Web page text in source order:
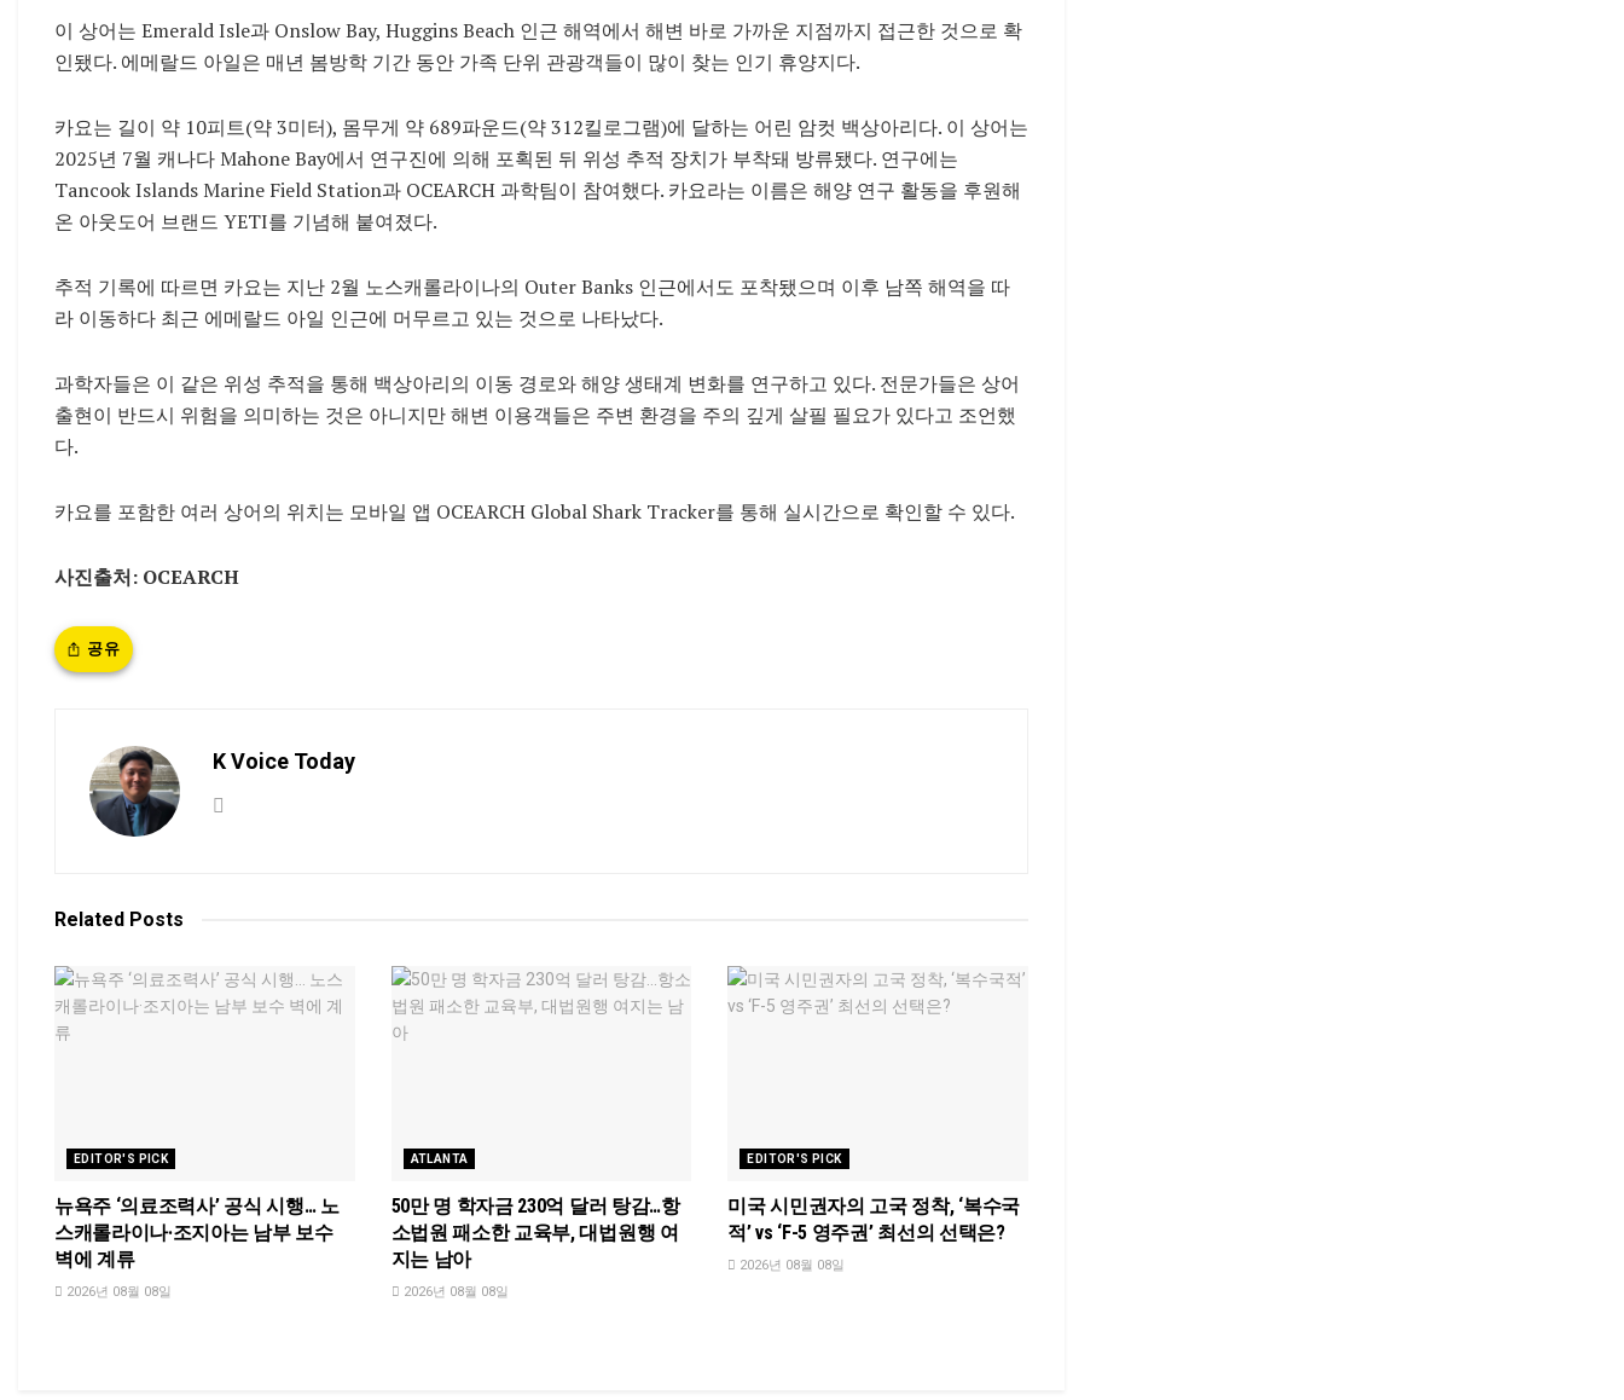
이 상어는 Emerald Isle과 Onslow Bay, Huggins Beach 인근 해역에서 해변 바로 가까운 지점까지 접근한 것으로 확
인됐다. 에메랄드 아일은 매년 봄방학 기간 동안 가족 단위 관광객들이 많이 찾는 인기 휴양지다.
카요는 길이 약 10피트(약 3미터), 몸무게 약 689파운드(약 312킬로그램)에 달하는 어린 암컷 백상아리다. 이 상어는
2025년 7월 캐나다Mahone Bay에서 연구진에 의해 포획된 뒤 위성 추적 장치가 부착돼 방류됐다. 연구에는
Tancook Islands Marine Field Station과 OCEARCH 과학팀이 참여했다. 카요라는 이름은 해양 연구 활동을 후원해
온 아웃도어 브랜드 YETI를 기념해 붙여졌다.
추적 기록에 따르면 카요는 지난 2월 노스캐롤라이나의 Outer Banks 인근에서도 포착됐으며 이후 남쪽 해역을 따
라 이동하다 최근 에메랄드 아일 인근에 머무르고 있는 것으로 나타났다.
과학자들은 이 같은 위성 추적을 통해 백상아리의 이동 경로와 해양 생태계 변화를 연구하고 있다. 전문가들은 상어
출현이 반드시 위험을 의미하는 것은 아니지만 해변 이용객들은 주변 환경을 주의 깊게 살필 필요가 있다고 조언했
다.
카요를 포함한 여러 상어의 위치는 모바일 앱 OCEARCH Global Shark Tracker를 통해 실시간으로 확인할 수 있다.
사진출처: OCEARCH
공유
K Voice Today
Related Posts
EDITOR'S PICK
뉴욕주 ‘의료조력사’ 공식 시행… 노
스캐롤라이나·조지아는 남부 보수
벽에 계류
2026년 08월 08일
ATLANTA
50만 명 학자금 230억 달러 탕감…항
소법원 패소한 교육부, 대법원행 여
지는 남아
2026년 08월 08일
EDITOR'S PICK
미국 시민권자의 고국 정착, ‘복수국
적’ vs ‘F-5 영주권’ 최선의 선택은?
2026년 08월 08일